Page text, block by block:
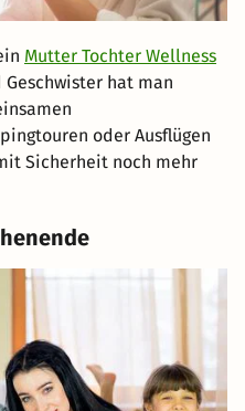
Mutter Tochter Wellness
Geschwister hat man
oder Ausflügen
Sicherheit noch mehr